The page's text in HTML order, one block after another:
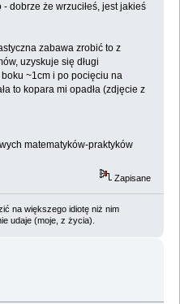
dobrze że wrzuciłeś, jest jakieś
zabawa zrobić to z
uzyskuje się długi
~1cm i po pocięciu na
to kopara mi opadła (zdjęcie z
matematyków-praktyków
Zapisane
na większego idiotę niż nim
udaje (moje, z życia).